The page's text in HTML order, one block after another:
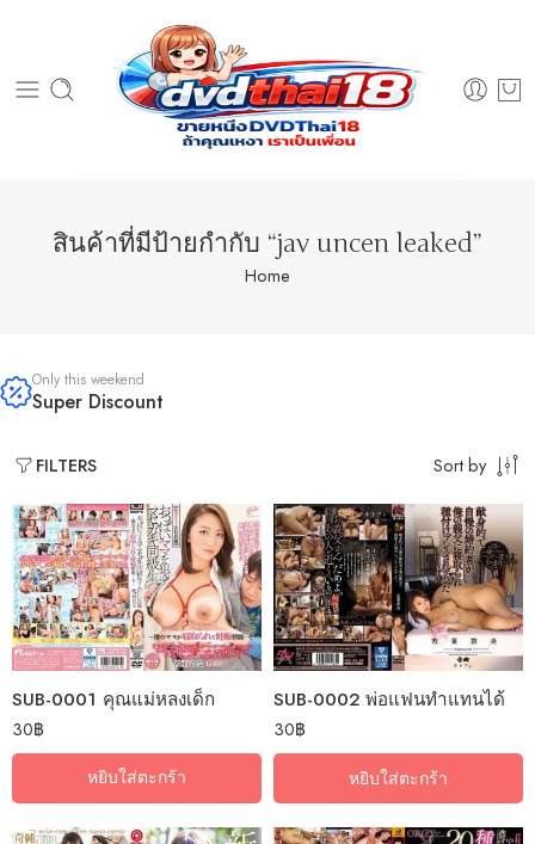
สินค้าที่มีป้ายกำกับ “jav uncen leaked”
Home
Only this weekend
Super Discount
FILTERS Sort by
SUB-0001 คุณแม่หลงเด็ก
30฿
หยิบใส่ตะกร้า
SUB-0002 พ่อแฟนทำแทนได้
30฿
หยิบใส่ตะกร้า